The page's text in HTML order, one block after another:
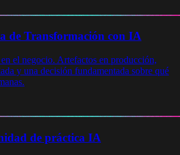
de Transformación con IA
el negocio. Artefactos en producción,
y una decisión fundamentada sobre qué
de práctica IA